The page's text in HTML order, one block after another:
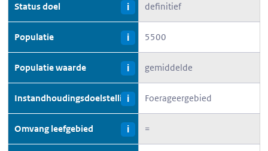
Status doel i definitief
Populatie i 5500
Populatie waarde i gemiddelde
Instandhoudingsdoelstellingi Foerageergebied
Omvang leefgebied i =